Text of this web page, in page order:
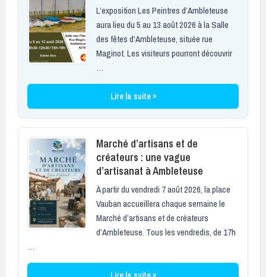
L’exposition Les Peintres d’Ambleteuse
aura lieu du 5 au 13 août 2026 à la Salle
des fêtes d’Ambleteuse, située rue
Maginot. Les visiteurs pourront découvrir
…
Lire la suite »
Marché d’artisans et de
créateurs : une vague
d’artisanat à Ambleteuse
À partir du vendredi 7 août 2026, la place
Vauban accueillera chaque semaine le
Marché d’artisans et de créateurs
d’Ambleteuse. Tous les vendredis, de 17h
…